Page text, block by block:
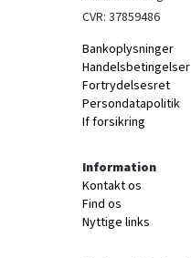
CVR: 37859486
Bankoplysninger
Handelsbetingelser
Fortrydelsesret
Persondatapolitik
If forsikring
Information
Kontakt os
Find os
Nyttige links